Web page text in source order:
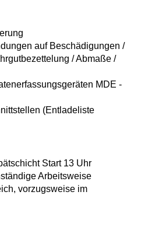
auf Beschädigungen /
/ Abmaße /
MDE -
(Entladeliste
Start 13 Uhr
Arbeitsweise
vorzugsweise im